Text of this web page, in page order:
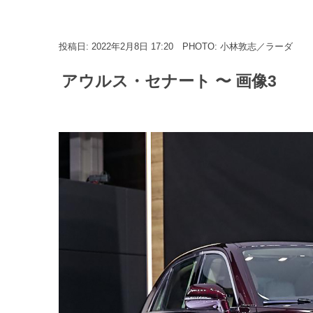
投稿日: 2022年2月8日 17:20 PHOTO: 小林敦志／ラーダ
アウルス・セナート 〜 画像3